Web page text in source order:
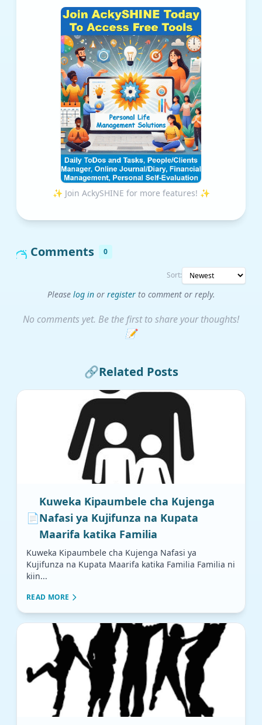
✨ Join AckySHINE for more features! ✨
Comments 0
Sort:
Please log inor registerto comment or reply.
No comments yet. Be the first to share your thoughts!
📝
🔗Related Posts
📄
Kuweka Kipaumbele cha Kujenga
Nafasi ya Kujifunza na Kupata
Maarifa katika Familia
Kuweka Kipaumbele cha Kujenga Nafasi ya
Kujifunza na Kupata Maarifa katika Familia Familia ni
kiin...
READ MORE